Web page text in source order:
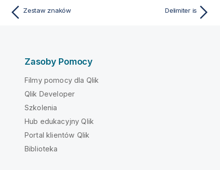
Zestaw znaków Delimiter is
Zasoby Pomocy
Filmy pomocy dla Qlik
Qlik Developer
Szkolenia
Hub edukacyjny Qlik
Portal klientów Qlik
Biblioteka